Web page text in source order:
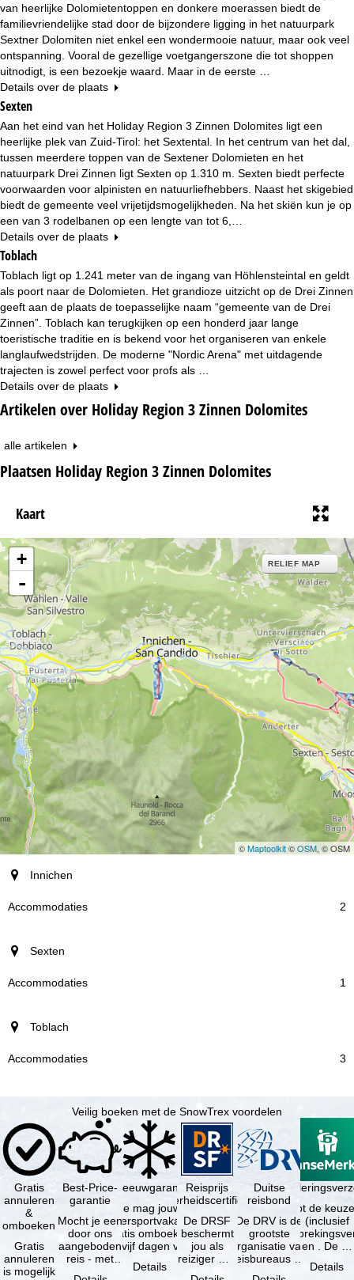
van heerlijke Dolomietentoppen en donkere moerassen biedt de
familievriendelijke stad door de bijzondere ligging in het natuurpark
Sextner Dolomiten niet enkel een wondermooie natuur, maar ook veel
ontspanning. Vooral de gezellige voetgangerszone die tot shoppen
uitnodigt, is een bezoekje waard. Maar in de eerste …
Details over de plaats
Sexten
Aan het eind van het Holiday Region 3 Zinnen Dolomites ligt een
heerlijke plek van Zuid-Tirol: het Sextental. In het centrum van het dal,
tussen meerdere toppen van de Sextener Dolomieten en het
natuurpark Drei Zinnen ligt Sexten op 1.310 m. Sexten biedt perfecte
voorwaarden voor alpinisten en natuurliefhebbers. Naast het skigebied
biedt de gemeente veel vrijetijdsmogelijkheden. Na het skiën kun je op
een van 3 rodelbanen op een lengte van tot 6,…
Details over de plaats
Toblach
Toblach ligt op 1.241 meter van de ingang van Höhlensteintal en geldt
als poort naar de Dolomieten. Het grandioze uitzicht op de Drei Zinnen
geeft aan de plaats de toepasselijke naam “gemeente van de Drei
Zinnen”. Toblach kan terugkijken op een honderd jaar lange
toeristische traditie en is bekend voor het organiseren van enkele
langlaufwedstrijden. De moderne "Nordic Arena" met uitdagende
trajecten is zowel perfect voor profs als …
Details over de plaats
Artikelen over Holiday Region 3 Zinnen Dolomites
alle artikelen
Plaatsen Holiday Region 3 Zinnen Dolomites
Kaart
+
-
RELIEF MAP
©Maptoolkit©OSM, © OSM
plaats
Accommodaties
Innichen
2
Sexten
1
Toblach
3
Veilig boeken met de SnowTrex voordelen
Gratis
annuleren
&
omboeken
Gratis
annuleren
is mogelijk
Best-Price-
garantie
Mocht je een
door ons
aangeboden
reis - met
Sneeuwgarantie
Je mag jouw
wintersportvakantie
gratis omboeken
als vijf dagen voor
Details
Reisprijs
zekerheidscertificaat
De DRSF
beschermt
jou als
reiziger met
Duitse
reisbond
De DRV is de
grootste
organisatie van
reisbureaus en
Je hebt de
(inclusief
en . De …
Details